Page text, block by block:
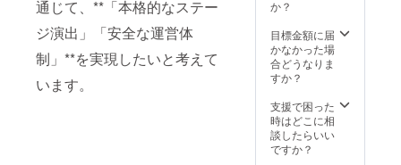
通じて、**「本格的なステー
ジ演出」「安全な運営体
制」**を実現したいと考えて
います。
さい。
Tシャ
ツ （L
サイ
の掲載
箇所は
変更に
なる場
在費は
各自で
ご負担
支援者
様との
連絡方
法：詳
細】 ・
日時：
2025年
9月20日
日）
11:00-
18:00
か？
目標金額に届
かなかった場
合どうなりま
すか？
支援で困った
時はどこに相
談したらいい
ですか？